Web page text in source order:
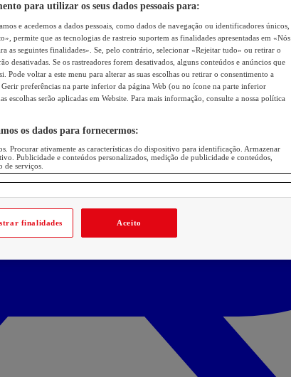
para utilizar os seus dados pessoais para:
e acedemos a dados pessoais, como dados de navegação ou identificadores únicos,
permite que as tecnologias de rastreio suportem as finalidades apresentadas em «Nós
as seguintes finalidades». Se, pelo contrário, selecionar «Rejeitar tudo» ou retirar o
desativadas. Se os rastreadores forem desativados, alguns conteúdos e anúncios que
Pode voltar a este menu para alterar as suas escolhas ou retirar o consentimento a
preferências na parte inferior da página Web (ou no ícone na parte inferior
escolhas serão aplicadas em Website. Para mais informação, consulte a nossa política
os dados para fornecermos:
Procurar ativamente as características do dispositivo para identificação. Armazenar
Publicidade e conteúdos personalizados, medição de publicidade e conteúdos,
de serviços.
finalidades Aceito